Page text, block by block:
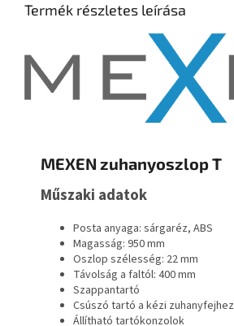
Termék részletes leírása
MEXEN zuhanyoszlop T
Műszaki adatok
Posta anyaga: sárgaréz, ABS
Magasság: 950 mm
Oszlop szélesség: 22 mm
Távolság a faltól: 400 mm
Szappantartó
Csúszó tartó a kézi zuhanyfejhez
Állítható tartókonzolok